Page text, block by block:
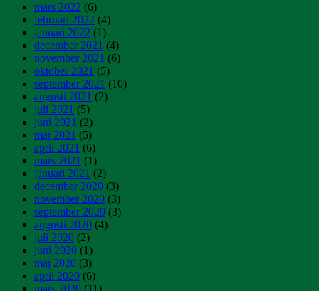
mars 2022 (6)
februari 2022 (4)
januari 2022 (1)
december 2021 (4)
november 2021 (6)
oktober 2021 (5)
september 2021 (10)
augusti 2021 (2)
juli 2021 (5)
juni 2021 (2)
maj 2021 (5)
april 2021 (6)
mars 2021 (1)
januari 2021 (2)
december 2020 (3)
november 2020 (3)
september 2020 (3)
augusti 2020 (4)
juli 2020 (2)
juni 2020 (1)
maj 2020 (3)
april 2020 (6)